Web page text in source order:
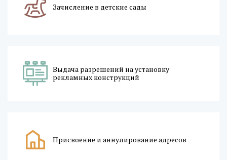
Зачисление в детские сады
Выдача разрешений на установку
рекламных конструкций
Присвоение и аннулирование адресов